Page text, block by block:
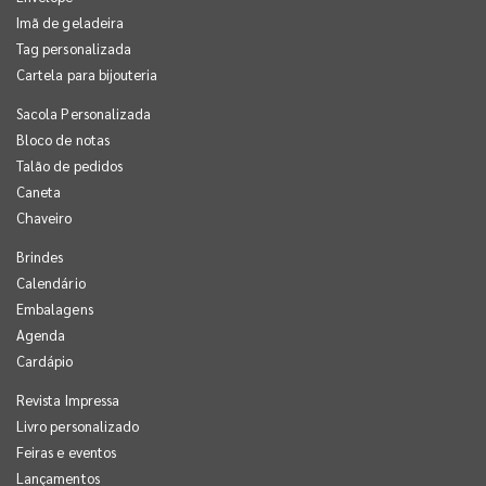
Imã de geladeira
Tag personalizada
Cartela para bijouteria
Sacola Personalizada
Bloco de notas
Talão de pedidos
Caneta
Chaveiro
Brindes
Calendário
Embalagens
Agenda
Cardápio
Revista Impressa
Livro personalizado
Feiras e eventos
Lançamentos